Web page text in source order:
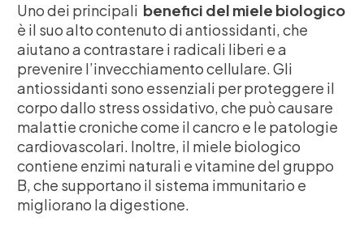
Uno dei principali benefici del miele biologico
è il suo alto contenuto di antiossidanti, che
aiutano a contrastare i radicali liberi e a
prevenire l’invecchiamento cellulare. Gli
antiossidanti sono essenziali per proteggere il
corpo dallo stress ossidativo, che può causare
malattie croniche come il cancro e le patologie
cardiovascolari. Inoltre, il miele biologico
contiene enzimi naturali e vitamine del gruppo
B, che supportano il sistema immunitario e
migliorano la digestione.